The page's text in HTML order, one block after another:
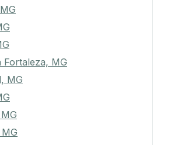
Fortaleza, MG
MG